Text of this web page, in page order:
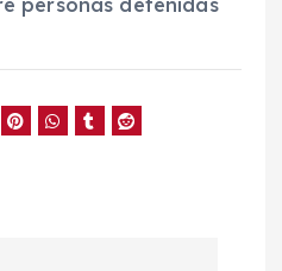
personas detenidas